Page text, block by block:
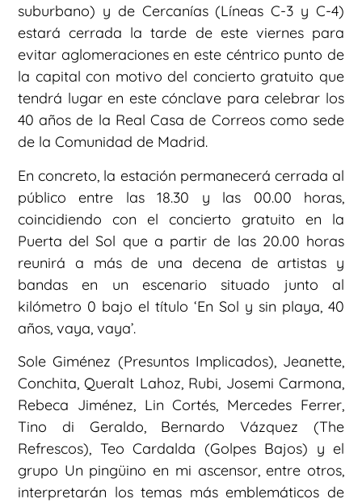
suburbano) y de Cercanías (Líneas C-3 y C-4)
estará cerrada la tarde de este viernes para
evitar aglomeraciones en este céntrico punto de
la capital con motivo del concierto gratuito que
tendrá lugar en este cónclave para celebrar los
40 años de la Real Casa de Correos como sede
de la Comunidad de Madrid.
En concreto, la estación permanecerá cerrada al
público entre las 18.30 y las 00.00 horas,
coincidiendo con el concierto gratuito en la
Puerta del Sol que a partir de las 20.00 horas
reunirá a más de una decena de artistas y
bandas en un escenario situado junto al
kilómetro 0 bajo el título ‘En Sol y sin playa, 40
años, vaya, vaya’.
Sole Giménez (Presuntos Implicados), Jeanette,
Conchita, Queralt Lahoz, Rubi, Josemi Carmona,
Rebeca Jiménez, Lin Cortés, Mercedes Ferrer,
Tino di Geraldo, Bernardo Vázquez (The
Refrescos), Teo Cardalda (Golpes Bajos) y el
grupo Un pingüino en mi ascensor, entre otros,
interpretarán los temas más emblemáticos de